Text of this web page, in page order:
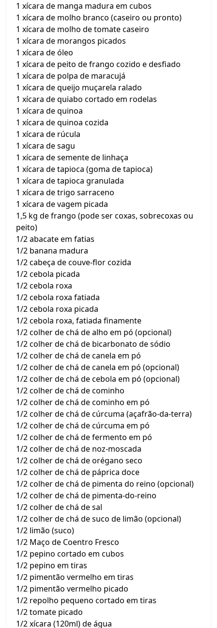
1 xícara de manga madura em cubos
1 xícara de molho branco (caseiro ou pronto)
1 xícara de molho de tomate caseiro
1 xícara de morangos picados
1 xícara de óleo
1 xícara de peito de frango cozido e desfiado
1 xícara de polpa de maracujá
1 xícara de queijo muçarela ralado
1 xícara de quiabo cortado em rodelas
1 xícara de quinoa
1 xícara de quinoa cozida
1 xícara de rúcula
1 xícara de sagu
1 xícara de semente de linhaça
1 xícara de tapioca (goma de tapioca)
1 xícara de tapioca granulada
1 xícara de trigo sarraceno
1 xícara de vagem picada
1,5 kg de frango (pode ser coxas, sobrecoxas ou
peito)
1/2 abacate em fatias
1/2 banana madura
1/2 cabeça de couve-flor cozida
1/2 cebola picada
1/2 cebola roxa
1/2 cebola roxa fatiada
1/2 cebola roxa picada
1/2 cebola roxa, fatiada finamente
1/2 colher de chá de alho em pó (opcional)
1/2 colher de chá de bicarbonato de sódio
1/2 colher de chá de canela em pó
1/2 colher de chá de canela em pó (opcional)
1/2 colher de chá de cebola em pó (opcional)
1/2 colher de chá de cominho
1/2 colher de chá de cominho em pó
1/2 colher de chá de cúrcuma (açafrão-da-terra)
1/2 colher de chá de cúrcuma em pó
1/2 colher de chá de fermento em pó
1/2 colher de chá de noz-moscada
1/2 colher de chá de orégano seco
1/2 colher de chá de páprica doce
1/2 colher de chá de pimenta do reino (opcional)
1/2 colher de chá de pimenta-do-reino
1/2 colher de chá de sal
1/2 colher de chá de suco de limão (opcional)
1/2 limão (suco)
1/2 Maço de Coentro Fresco
1/2 pepino cortado em cubos
1/2 pepino em tiras
1/2 pimentão vermelho em tiras
1/2 pimentão vermelho picado
1/2 repolho pequeno cortado em tiras
1/2 tomate picado
1/2 xícara (120ml) de água